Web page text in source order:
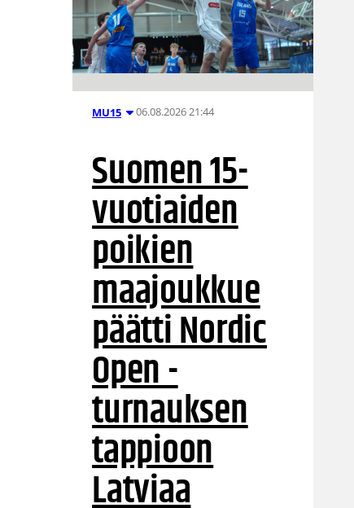
MU15 06.08.2026 21:44
Suomen 15-
vuotiaiden
poikien
maajoukkue
päätti Nordic
Open -
turnauksen
tappioon
Latviaa